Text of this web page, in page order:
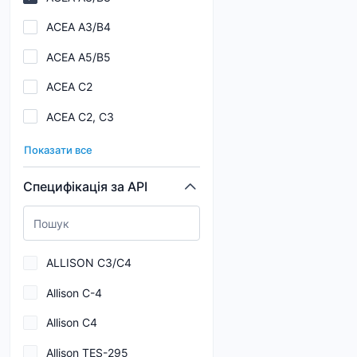
0,275
0,3
0,4
0,45
0,5
0,55
0,6
0,65
ACEA A3/B4
ACEA A5/B5
ACEA C2
ACEA C2, C3
ACEA C3
ACEA C5
ACEA E7
AISIN WARNER AW-1
ALLISON C4
Показати все
Специфікація за API
ALLISON C3/C4
Allison C-4
Allison C4
Allison TES-295